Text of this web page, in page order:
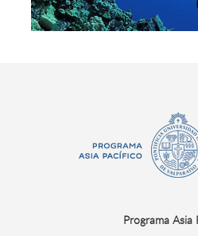
Programa Asia